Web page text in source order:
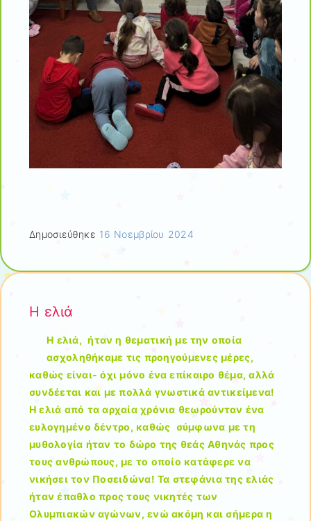
Δημοσιεύθηκε 16 Νοεμβρίου 2024
Η ελιά
Η ελιά, ήταν η θεματική με την οποία
ασχοληθήκαμε τις προηγούμενες μέρες,
καθώς είναι- όχι μόνο ένα επίκαιρο θέμα, αλλά
συνδέεται και με πολλά γνωστικά αντικείμενα!
Η ελιά από τα αρχαία χρόνια θεωρούνταν ένα
ευλογημένο δέντρο, καθώς σύμφωνα με τη
μυθολογία ήταν το δώρο της θεάς Αθηνάς προς
τους ανθρώπους, με το οποίο κατάφερε να
νικήσει τον Ποσειδώνα! Τα στεφάνια της ελιάς
ήταν έπαθλο προς τους νικητές των
Ολυμπιακών αγώνων, ενώ ακόμη και σήμερα η